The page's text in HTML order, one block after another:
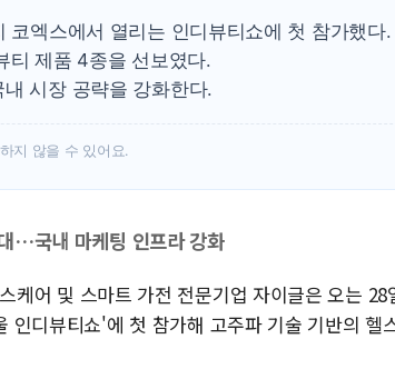
코엑스에서 열리는 인디뷰티쇼에 첫 참가했다.
티 제품 4종을 선보였다.
시장 공략을 강화한다.
지 않을 수 있어요.
…국내 마케팅 인프라 강화
케어 및 스마트 가전 전문기업 자이글은 오는 28
인디뷰티쇼'에 첫 참가해 고주파 기술 기반의 헬